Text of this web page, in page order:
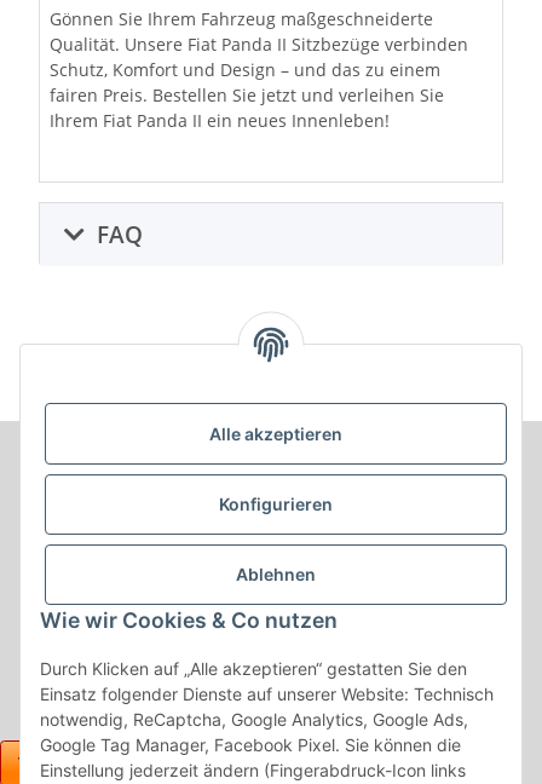
Alle akzeptieren
Konfigurieren
Ablehnen
Wie wir Cookies & Co nutzen
Durch Klicken auf „Alle akzeptieren“ gestatten Sie den
Einsatz folgender Dienste auf unserer Website: Technisch
notwendig, ReCaptcha, Google Analytics, Google Ads,
Google Tag Manager, Facebook Pixel. Sie können die
Einstellung jederzeit ändern (Fingerabdruck-Icon links
Gönnen Sie Ihrem Fahrzeug maßgeschneiderte
Qualität. Unsere Fiat Panda II Sitzbezüge verbinden
Schutz, Komfort und Design – und das zu einem
fairen Preis. Bestellen Sie jetzt und verleihen Sie
Ihrem Fiat Panda II ein neues Innenleben!
FAQ
Informationen
Produkt Informationen
Shop Informationen
Gesetzliche Informationen